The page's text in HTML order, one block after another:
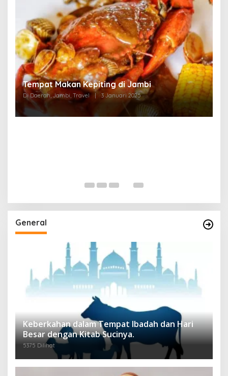
Tempat Makan di Thehok Jambi
Di Daerah, Jambi, Travel 3 Januari 2025
General
Keberkahan dalam Tempat Ibadah dan Hari
Besar dengan Kitab Sucinya.
5375 Dilihat